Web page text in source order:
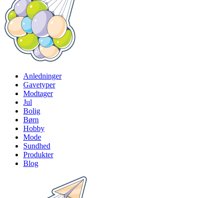
Anledninger
Gavetyper
Modtager
Jul
Bolig
Børn
Hobby
Mode
Sundhed
Produkter
Blog